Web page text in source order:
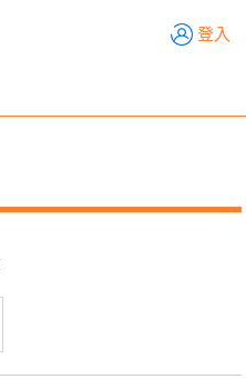
登入
輔銷工具 活動專區